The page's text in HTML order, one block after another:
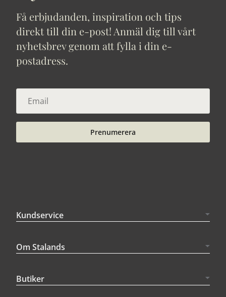
Få erbjudanden, inspiration och tips
direkt till din e-post! Anmäl dig till vårt
nyhetsbrev genom att fylla i din e-
postadress.
Prenumerera
Kundservice
Om Stalands
Butiker